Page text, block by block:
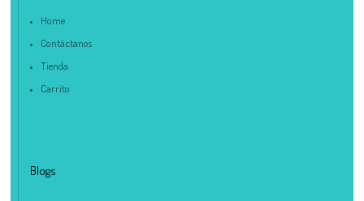
Home
Contáctanos
Tienda
Carrito
Blogs